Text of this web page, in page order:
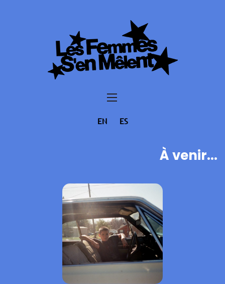
EN ES
À venir...